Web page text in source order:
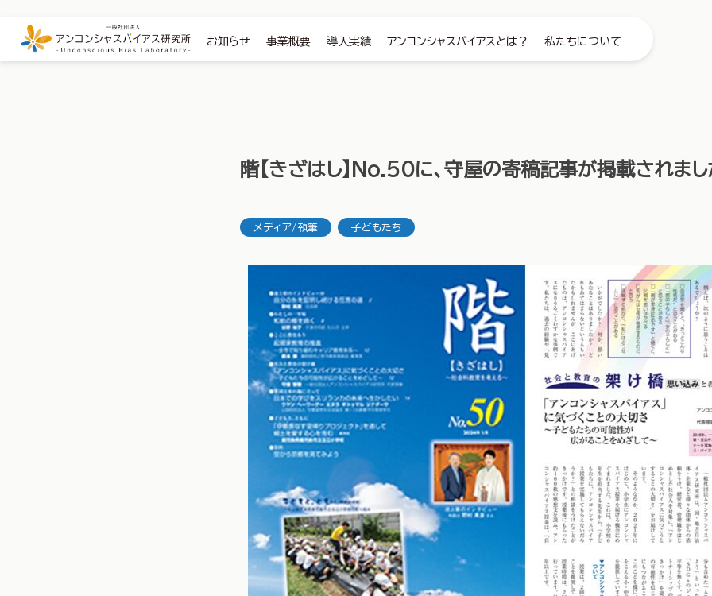
お知らせ 事業概要 導入実績 アンコンシャスバイアスとは？ 私たちについて
階【きざはし】No.50に、守屋の寄稿記事が掲載されまし
メディア/執筆 子どもたち